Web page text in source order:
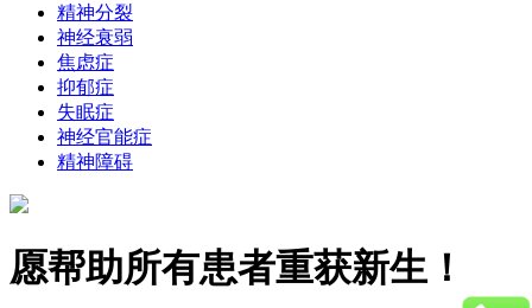
精神分裂
神经衰弱
焦虑症
抑郁症
失眠症
神经官能症
精神障碍
愿帮助所有患者重获新生！